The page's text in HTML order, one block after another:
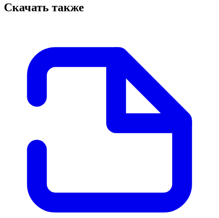
Скачать также